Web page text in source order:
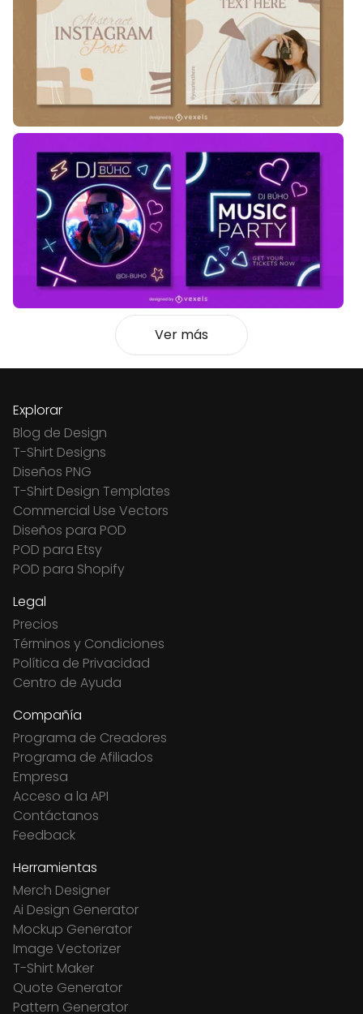
Ver más
Explorar
Blog de Design
T-Shirt Designs
Diseños PNG
T-Shirt Design Templates
Commercial Use Vectors
Diseños para POD
POD para Etsy
POD para Shopify
Legal
Precios
Términos y Condiciones
Política de Privacidad
Centro de Ayuda
Compañía
Programa de Creadores
Programa de Afiliados
Empresa
Acceso a la API
Contáctanos
Feedback
Herramientas
Merch Designer
Ai Design Generator
Mockup Generator
Image Vectorizer
T-Shirt Maker
Quote Generator
Pattern Generator